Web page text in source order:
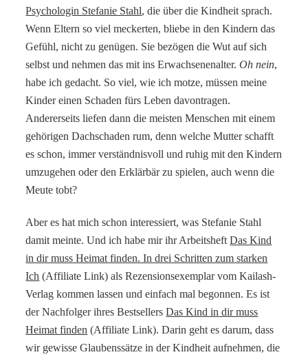
Psychologin Stefanie Stahl, die über die Kindheit sprach.
Wenn Eltern so viel meckerten, bliebe in den Kindern das
Gefühl, nicht zu genügen. Sie bezögen die Wut auf sich
selbst und nehmen das mit ins Erwachsenenalter.Oh nein,
habe ich gedacht. So viel, wie ich motze, müssen meine
Kinder einen Schaden fürs Leben davontragen.
Andererseits liefen dann die meisten Menschen mit einem
gehörigen Dachschaden rum, denn welche Mutter schafft
es schon, immer verständnisvoll und ruhig mit den Kindern
umzugehen oder den Erklärbär zu spielen, auch wenn die
Meute tobt?
Aber es hat mich schon interessiert, was Stefanie Stahl
damit meinte. Und ich habe mir ihr ArbeitsheftDas Kind
in dir muss Heimat finden. In drei Schritten zum starken
Ich (Affiliate Link) als Rezensionsexemplar vom Kailash-
Verlag kommen lassen und einfach mal begonnen. Es ist
der Nachfolger ihres BestsellersDas Kind in dir muss
Heimat finden (Affiliate Link). Darin geht es darum, dass
wir gewisse Glaubenssätze in der Kindheit aufnehmen, die